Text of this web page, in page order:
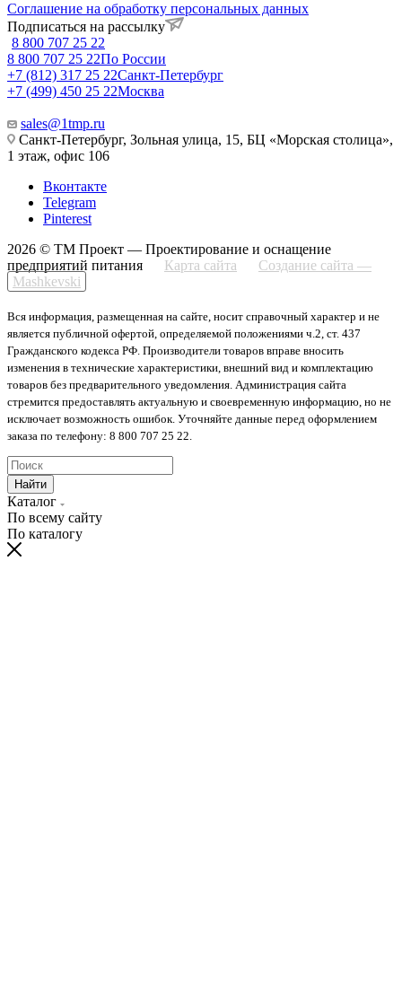
Соглашение на обработку персональных данных
Подписаться на рассылку
8 800 707 25 22
8 800 707 25 22По России
+7 (812) 317 25 22Санкт-Петербург
+7 (499) 450 25 22Москва
sales@1tmp.ru
Санкт-Петербург, Зольная улица, 15, БЦ «Морская столица»,
1 этаж, офис 106
Вконтакте
Telegram
Pinterest
2026 © ТМ Проект — Проектирование и оснащение
предприятий питания
Карта сайта
Создание сайта —
Mashkevski
Вся информация, размещенная на сайте, носит справочный характер и не
является публичной офертой, определяемой положениями ч.2, ст. 437
Гражданского кодекса РФ. Производители товаров вправе вносить
изменения в технические характеристики, внешний вид и комплектацию
товаров без предварительного уведомления. Администрация сайта
стремится предоставлять актуальную и своевременную информацию, но не
исключает возможность ошибок. Уточняйте данные перед оформлением
заказа по телефону: 8 800 707 25 22.
Найти
Каталог
По всему сайту
По каталогу